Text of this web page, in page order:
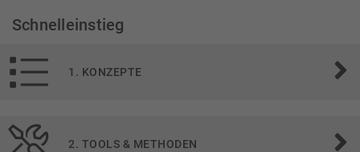
Schnelleinstieg
1. KONZEPTE
2. TOOLS & METHODEN